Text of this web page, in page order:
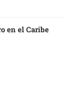
en el Caribe